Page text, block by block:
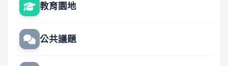
教育園地
公共議題